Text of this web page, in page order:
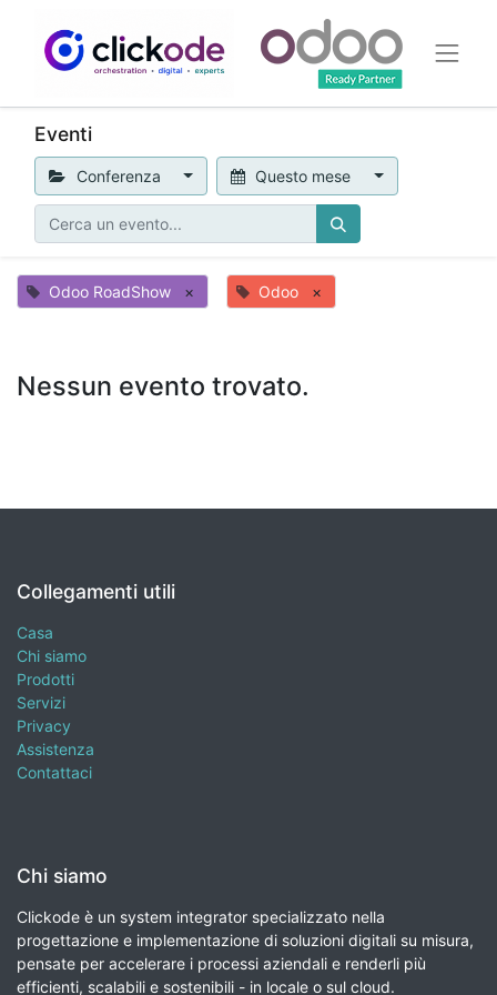
Eventi
Conferenza Questo mese
Odoo RoadShow × Odoo ×
Nessun evento trovato.
Collegamenti utili
Casa
Chi siamo
Prodotti
Servizi
Privacy
Assistenza
Contattaci
Chi siamo
Clickode è un system integrator specializzato nella
progettazione e implementazione di soluzioni digitali su misura,
pensate per accelerare i processi aziendali e renderli più
efficienti, scalabili e sostenibili - in locale o sul cloud.